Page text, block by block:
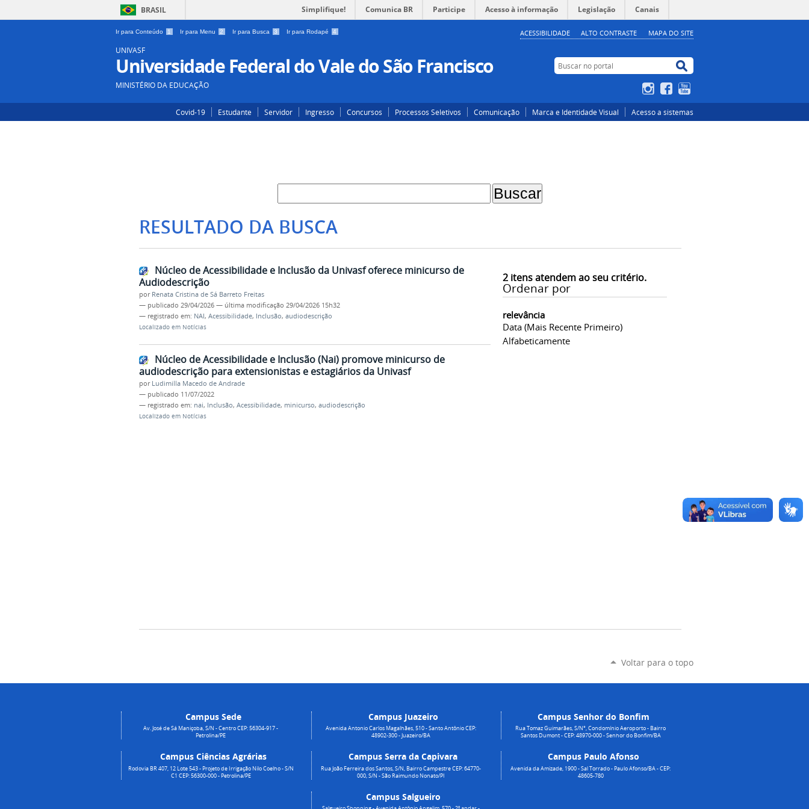
BRASIL Simplifique! Comunica BR Participe Acesso à informação Legislação Canais
Ir para Conteúdo 1 Ir para Menu 2 Ir para Busca 3 Ir para Rodapé 4 ACESSIBILIDADE ALTO CONTRASTE MAPA DO SITE
UNIVASF
Universidade Federal do Vale do São Francisco
MINISTÉRIO DA EDUCAÇÃO
Buscar no portal
Buscar no portal
InstagramFacebook
Covid-19 Estudante Servidor Ingresso Concursos Processos Seletivos Comunicação Marca e Identidade Visual Acesso a sistemas
RESULTADO DA BUSCA
2itens atendem ao seu critério.
Ordenar por
relevância
Data (mais Recente Primeiro)
Alfabeticamente
Núcleo de Acessibilidade e Inclusão da Univasf oferece minicurso de
Audiodescrição
por Renata Cristina de Sá Barreto Freitas
— publicado 29/04/2026 — última modificação 29/04/2026 15h32
— registrado em: NAI, Acessibilidade, Inclusão, audiodescrição
Localizado em Notícias
Núcleo de Acessibilidade e Inclusão (Nai) promove minicurso de
audiodescrição para extensionistas e estagiários da Univasf
por Ludimilla Macedo de Andrade
— publicado 11/07/2022
— registrado em: nai, Inclusão, Acessibilidade, minicurso, audiodescrição
Localizado em Notícias
Voltar para o topo
Campus Sede
Av. José de Sá Maniçoba, S/N - Centro CEP: 56304-917 -
Petrolina/PE
Campus Ciências Agrárias
Rodovia BR 407, 12 Lote 543 - Projeto de Irrigação Nilo Coelho - S/N
C1 CEP: 56300-000 - Petrolina/PE
Campus Juazeiro
Avenida Antonio Carlos Magalhães, 510 - Santo Antônio CEP:
48902-300 - Juazeiro/BA
Campus Serra da Capivara
Rua João Ferreira dos Santos, S/N, Bairro Campestre CEP: 64770-
000, S/N - São Raimundo Nonato/PI
Campus Salgueiro
Campus Senhor do Bonfim
Rua Tomaz Guimarães, S/N°, Condomínio Aeroporto - Bairro
Santos Dumont - CEP: 48970-000 - Senhor do Bonfim/BA
Campus Paulo Afonso
Avenida da Amizade, 1900 - Sal Torrado - Paulo Afonso/BA - CEP:
48605-780